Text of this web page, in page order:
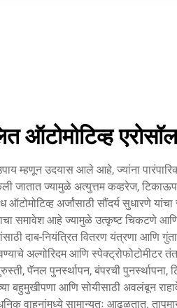
ऑटोमोटिव्ह
म्हणून उदयास आले आहे, ज्यांना
जातात ज्यामुळे अत्युत्तम कव्हरेज,
अर्जांसाठी सौंदर्य सुधारणे
समावेश आहे ज्यामुळे उत्कृष्ट चिकटणे आणि
दाब-नियंत्रित वितरण यंत्रणा आणि
अल्गोरिदम आणि स्पेक्ट्रोफोटोमीटर
पॅनल पुनर्स्थापन, बंपरची
बहुमुखीपणा आणि सोयीसाठी अवलंबून
वाहनांमध्ये सामान्यतः आढळतात.